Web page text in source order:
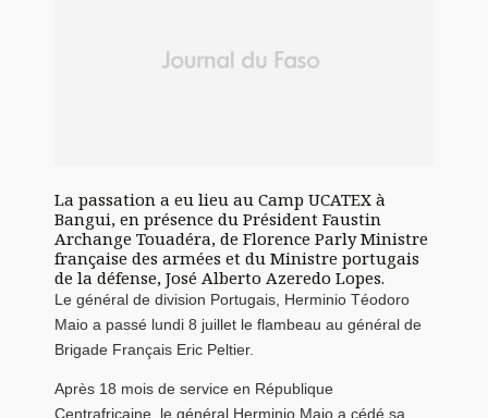
La passation a eu lieu au Camp UCATEX à
Bangui, en présence du Président Faustin
Archange Touadéra, de Florence Parly Ministre
française des armées et du Ministre portugais
de la défense, José Alberto Azeredo Lopes.
Le général de division Portugais, Herminio Téodoro
Maio a passé lundi 8 juillet le flambeau au général de
Brigade Français Eric Peltier.
Après 18 mois de service en République
Centrafricaine, le général Herminio Maio a cédé sa